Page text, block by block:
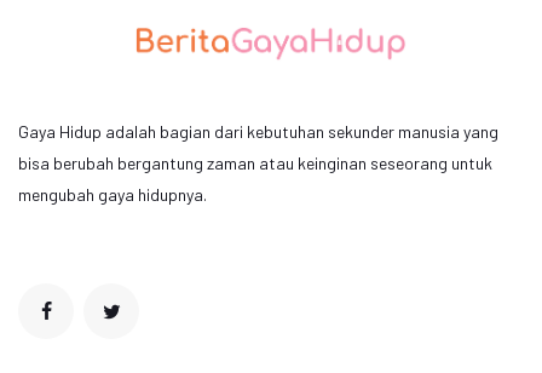
Gaya Hidup adalah bagian dari kebutuhan sekunder manusia yang
bisa berubah bergantung zaman atau keinginan seseorang untuk
mengubah gaya hidupnya.